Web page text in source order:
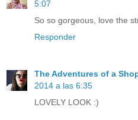
5:07
So so gorgeous, love the
Responder
The Adventures of a
2014 a las 6:35
LOVELY LOOK :)